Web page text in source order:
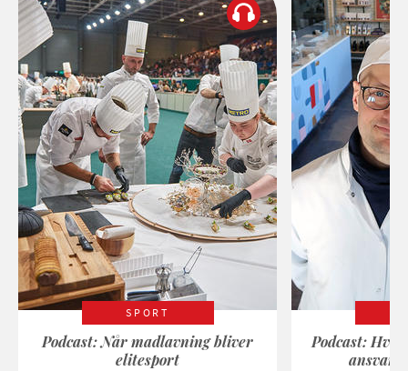
SPORT
Podcast: Når madlavning bliver
elitesport
Podcast: